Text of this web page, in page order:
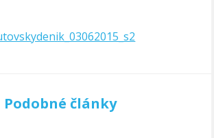
Podobné články